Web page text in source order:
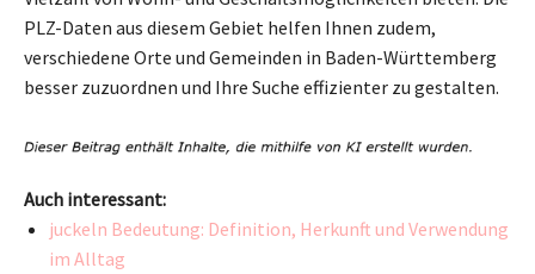
PLZ-Daten aus diesem Gebiet helfen Ihnen zudem,
verschiedene Orte und Gemeinden in Baden-Württemberg
besser zuzuordnen und Ihre Suche effizienter zu gestalten.
Auch interessant:
juckeln Bedeutung: Definition, Herkunft und Verwendung
im Alltag